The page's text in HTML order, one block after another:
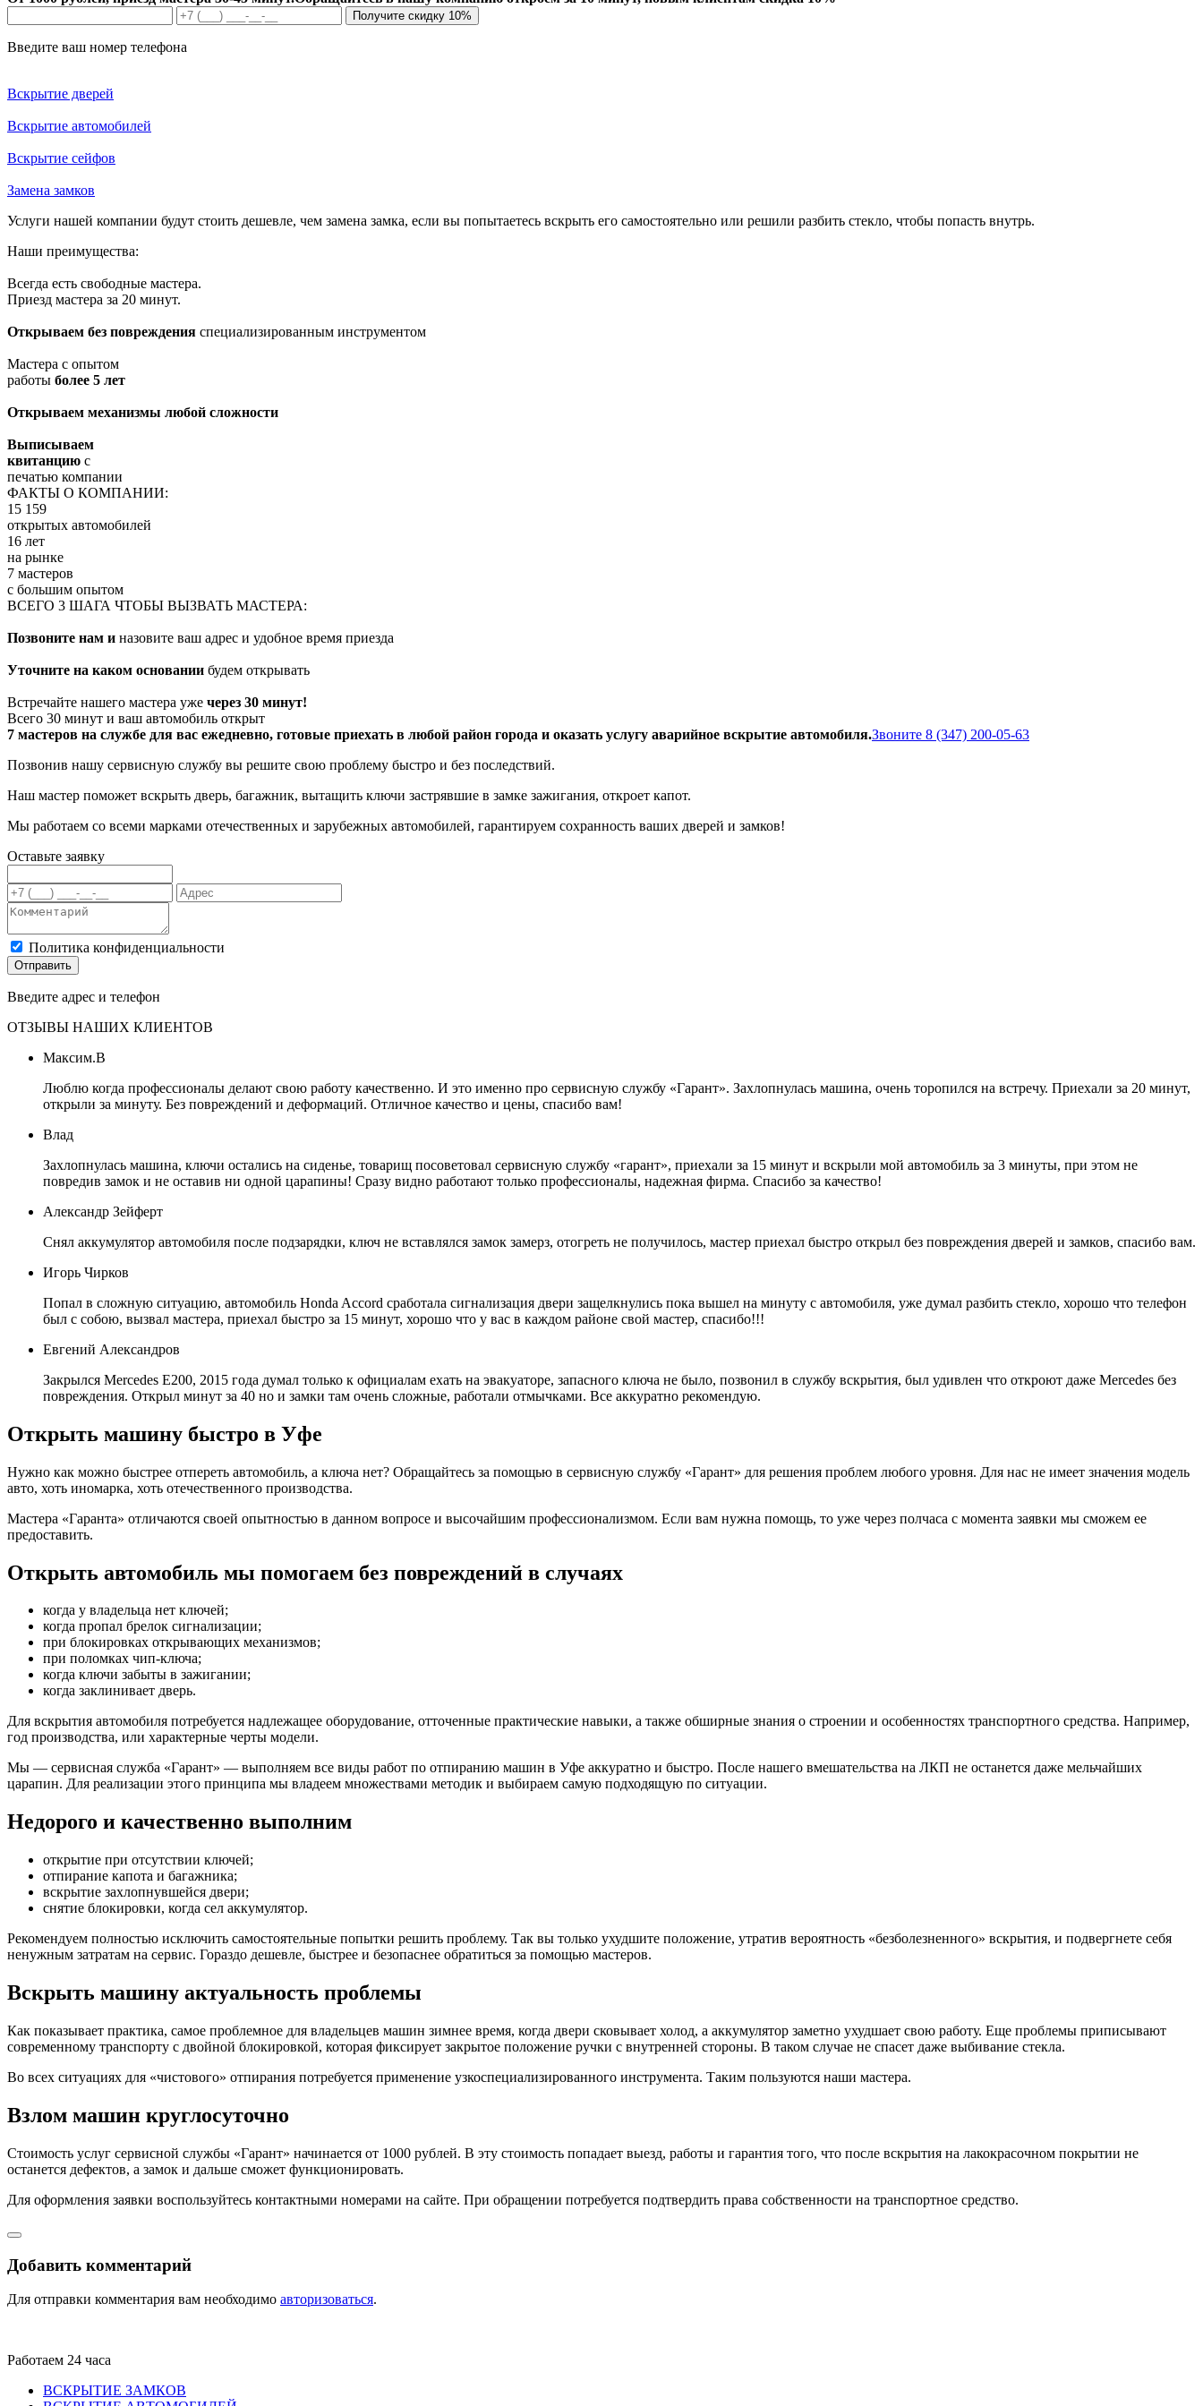
Получите скидку 10%
Введите ваш номер телефона
Вскрытие дверей
Вскрытие автомобилей
Вскрытие сейфов
Замена замков
Услуги нашей компании будут стоить дешевле, чем замена замка, если вы попытаетесь вскрыть его самостоятельно или решили разбить стекло, чтобы попасть внутрь.
Наши преимущества:
Всегда есть свободные мастера.
Приезд мастера за 20 минут.
Открываем без повреждения специализированным инструментом
Мастера с опытом
работы более 5 лет
Открываем механизмы любой сложности
Выписываем
квитанцию с
печатью компании
ФАКТЫ О КОМПАНИИ:
15 159
открытых автомобилей
16 лет
на рынке
7 мастеров
с большим опытом
ВСЕГО 3 ШАГА ЧТОБЫ ВЫЗВАТЬ МАСТЕРА:
Позвоните нам и назовите ваш адрес и удобное время приезда
Уточните на каком основании будем открывать
Встречайте нашего мастера уже через 30 минут!
Всего 30 минут и ваш автомобиль открыт
7 мастеров на службе для вас ежедневно, готовые приехать в любой район города и оказать услугу аварийное вскрытие автомобиля.Звоните 8 (347) 200-05-63
Позвонив нашу сервисную службу вы решите свою проблему быстро и без последствий.
Наш мастер поможет вскрыть дверь, багажник, вытащить ключи застрявшие в замке зажигания, откроет капот.
Мы работаем со всеми марками отечественных и зарубежных автомобилей, гарантируем сохранность ваших дверей и замков!
Оставьте заявку
Политика конфиденциальности
Отправить
Введите адрес и телефон
ОТЗЫВЫ НАШИХ КЛИЕНТОВ
Максим.В
Люблю когда профессионалы делают свою работу качественно. И это именно про сервисную службу «Гарант». Захлопнулась машина, очень торопился на встречу. Приехали за 20 минут,
открыли за минуту. Без повреждений и деформаций. Отличное качество и цены, спасибо вам!
Влад
Захлопнулась машина, ключи остались на сиденье, товарищ посоветовал сервисную службу «гарант», приехали за 15 минут и вскрыли мой автомобиль за 3 минуты, при этом не
повредив замок и не оставив ни одной царапины! Сразу видно работают только профессионалы, надежная фирма. Спасибо за качество!
Александр Зейферт
Снял аккумулятор автомобиля после подзарядки, ключ не вставлялся замок замерз, отогреть не получилось, мастер приехал быстро открыл без повреждения дверей и замков, спасибо вам.
Игорь Чирков
Попал в сложную ситуацию, автомобиль Honda Accord сработала сигнализация двери защелкнулись пока вышел на минуту с автомобиля, уже думал разбить стекло, хорошо что телефон
был с собою, вызвал мастера, приехал быстро за 15 минут, хорошо что у вас в каждом районе свой мастер, спасибо!!!
Евгений Александров
Закрылся Mercedes E200, 2015 года думал только к официалам ехать на эвакуаторе, запасного ключа не было, позвонил в службу вскрытия, был удивлен что откроют даже Mercedes без
повреждения. Открыл минут за 40 но и замки там очень сложные, работали отмычками. Все аккуратно рекомендую.
Открыть машину быстро в Уфе
Нужно как можно быстрее отпереть автомобиль, а ключа нет? Обращайтесь за помощью в сервисную службу «Гарант» для решения проблем любого уровня. Для нас не имеет значения модель
авто, хоть иномарка, хоть отечественного производства.
Мастера «Гаранта» отличаются своей опытностью в данном вопросе и высочайшим профессионализмом. Если вам нужна помощь, то уже через полчаса с момента заявки мы сможем ее
предоставить.
Открыть автомобиль мы помогаем без повреждений в случаях
когда у владельца нет ключей;
когда пропал брелок сигнализации;
при блокировках открывающих механизмов;
при поломках чип-ключа;
когда ключи забыты в зажигании;
когда заклинивает дверь.
Для вскрытия автомобиля потребуется надлежащее оборудование, отточенные практические навыки, а также обширные знания о строении и особенностях транспортного средства. Например,
год производства, или характерные черты модели.
Мы — сервисная служба «Гарант» — выполняем все виды работ по отпиранию машин в Уфе аккуратно и быстро. После нашего вмешательства на ЛКП не останется даже мельчайших
царапин. Для реализации этого принципа мы владеем множествами методик и выбираем самую подходящую по ситуации.
Недорого и качественно выполним
открытие при отсутствии ключей;
отпирание капота и багажника;
вскрытие захлопнувшейся двери;
снятие блокировки, когда сел аккумулятор.
Рекомендуем полностью исключить самостоятельные попытки решить проблему. Так вы только ухудшите положение, утратив вероятность «безболезненного» вскрытия, и подвергнете себя
ненужным затратам на сервис. Гораздо дешевле, быстрее и безопаснее обратиться за помощью мастеров.
Вскрыть машину актуальность проблемы
Как показывает практика, самое проблемное для владельцев машин зимнее время, когда двери сковывает холод, а аккумулятор заметно ухудшает свою работу. Еще проблемы приписывают
современному транспорту с двойной блокировкой, которая фиксирует закрытое положение ручки с внутренней стороны. В таком случае не спасет даже выбивание стекла.
Во всех ситуациях для «чистового» отпирания потребуется применение узкоспециализированного инструмента. Таким пользуются наши мастера.
Взлом машин круглосуточно
Стоимость услуг сервисной службы «Гарант» начинается от 1000 рублей. В эту стоимость попадает выезд, работы и гарантия того, что после вскрытия на лакокрасочном покрытии не
останется дефектов, а замок и дальше сможет функционировать.
Для оформления заявки воспользуйтесь контактными номерами на сайте. При обращении потребуется подтвердить права собственности на транспортное средство.
Добавить комментарий
Для отправки комментария вам необходимо авторизоваться.
Работаем 24 часа
ВСКРЫТИЕ ЗАМКОВ